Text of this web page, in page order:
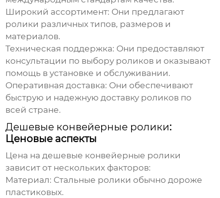
Широкий ассортимент: Они предлагают
ролики различных типов, размеров и
материалов.
Техническая поддержка: Они предоставляют
консультации по выбору роликов и оказывают
помощь в установке и обслуживании.
Оперативная доставка: Они обеспечивают
быструю и надежную доставку роликов по
всей стране.
Дешевые конвейерные ролики:
Ценовые аспекты
Цена надешевые конвейерные ролики
зависит от нескольких факторов:
Материал: Стальные ролики обычно дороже
пластиковых.